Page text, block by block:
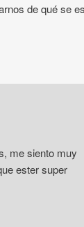
de qué se
me siento muy
ester super